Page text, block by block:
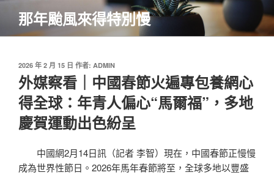
主
那年颱風來得特別慢
發
佈
於
2026 年 2 月 15 日 作者: ADMIN
外媒察看｜中國春節火遍專包養網心
得全球：年青人偏心“馬爾福”，多地
慶賀運動出色紛呈
中國網2月14日訊（記者 李智）現在，中國春節正慢慢
成為世界性節日。2026年馬年春節將至，全球多地以豐盛